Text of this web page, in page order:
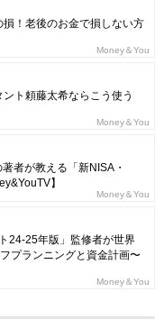
！老後のお金で損しない方
Money＆You
ト頼藤太希ならこう使う
Money＆You
者が教える「新NISA・
】
Money＆You
24-25年版」監修者が世界
プランニングと資金計画〜
Money＆You